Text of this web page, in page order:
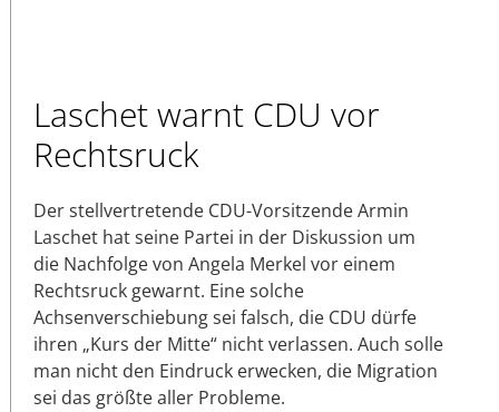
Laschet warnt CDU vor
Rechtsruck
Der stellvertretende CDU-Vorsitzende Armin
Laschet hat seine Partei in der Diskussion um
die Nachfolge von Angela Merkel vor einem
Rechtsruck gewarnt. Eine solche
Achsenverschiebung sei falsch, die CDU dürfe
ihren „Kurs der Mitte“ nicht verlassen. Auch solle
man nicht den Eindruck erwecken, die Migration
sei das größte aller Probleme.